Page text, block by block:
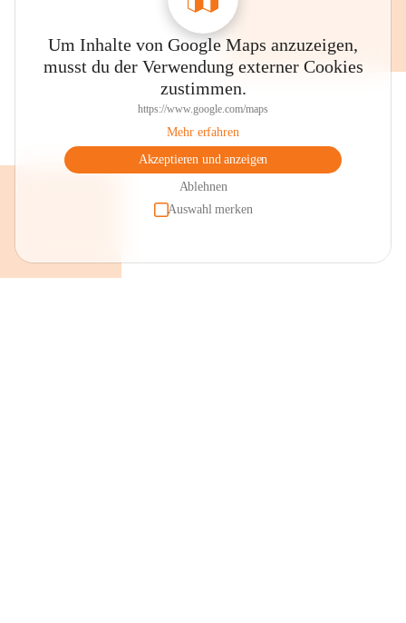
Um Inhalte von Google Maps anzuzeigen,
musst du der Verwendung externer Cookies
zustimmen.
https://www.google.com/maps
Mehr erfahren
Akzeptieren und anzeigen
Ablehnen
Auswahl merken